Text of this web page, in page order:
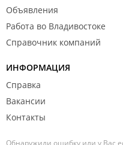
Объявления
Работа во Владивостоке
Справочник компаний
ИНФОРМАЦИЯ
Справка
Вакансии
Контакты
Обнаружили ошибку или у Вас